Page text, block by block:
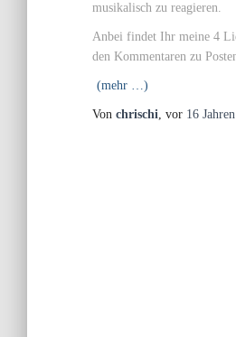
musikalisch zu reagieren.
Anbei findet Ihr meine 4
den Kommentaren zu
(mehr …)
Von chrischi, vor 16 Jahren